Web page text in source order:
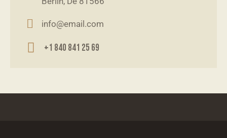
info@email.com
+1 840 841 25 69